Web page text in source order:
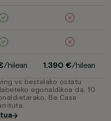
/hilean 1.390 €/hilean
vs bestelako ostatu
egonaldikoa da, 10
Be Casa